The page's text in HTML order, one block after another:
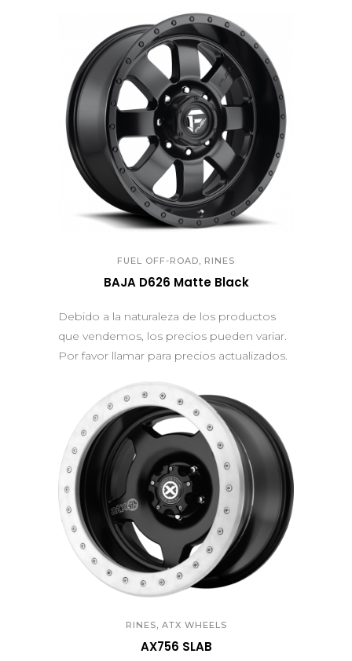
QUICK VIEW
FUEL OFF-ROAD, RINES
BAJA D626 Matte Black
Debido a la naturaleza de los productos
que vendemos, los precios pueden variar.
Por favor llamar para precios actualizados.
QUICK VIEW
RINES, ATX WHEELS
AX756 SLAB